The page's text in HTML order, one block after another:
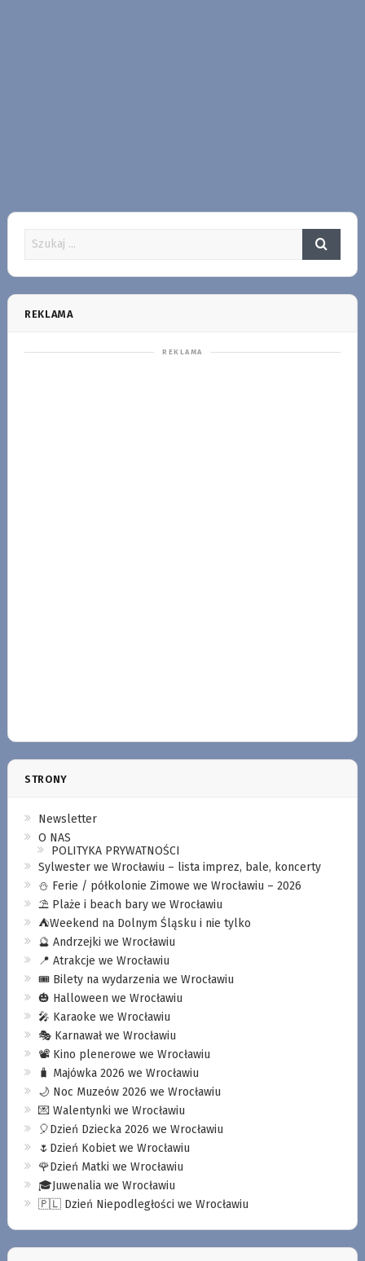
REKLAMA
STRONY
Newsletter
O NAS
POLITYKA PRYWATNOŚCI
Sylwester we Wrocławiu – lista imprez, bale, koncerty
⛄️ Ferie / półkolonie Zimowe we Wrocławiu – 2026
⛱️ Plaże i beach bary we Wrocławiu
⛺️Weekend na Dolnym Śląsku i nie tylko
🔮 Andrzejki we Wrocławiu
📍 Atrakcje we Wrocławiu
🎟️ Bilety na wydarzenia we Wrocławiu
🎃 Halloween we Wrocławiu
🎤 Karaoke we Wrocławiu
🎭 Karnawał we Wrocławiu
📽️ Kino plenerowe we Wrocławiu
🧳 Majówka 2026 we Wrocławiu
🌙 Noc Muzeów 2026 we Wrocławiu
💌 Walentynki we Wrocławiu
🎈Dzień Dziecka 2026 we Wrocławiu
🌷Dzień Kobiet we Wrocławiu
🌹Dzień Matki we Wrocławiu
🎓Juwenalia we Wrocławiu
🇵🇱 Dzień Niepodległości we Wrocławiu